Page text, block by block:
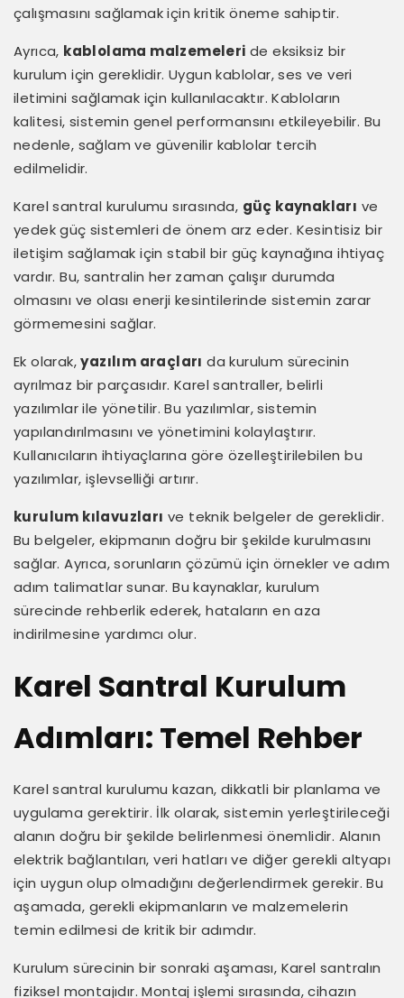
çalışmasını sağlamak için kritik öneme sahiptir.
Ayrıca, kablolama malzemeleri de eksiksiz bir
kurulum için gereklidir. Uygun kablolar, ses ve veri
iletimini sağlamak için kullanılacaktır. Kabloların
kalitesi, sistemin genel performansını etkileyebilir. Bu
nedenle, sağlam ve güvenilir kablolar tercih
edilmelidir.
Karel santral kurulumu sırasında, güç kaynakları ve
yedek güç sistemleri de önem arz eder. Kesintisiz bir
iletişim sağlamak için stabil bir güç kaynağına ihtiyaç
vardır. Bu, santralin her zaman çalışır durumda
olmasını ve olası enerji kesintilerinde sistemin zarar
görmemesini sağlar.
Ek olarak,yazılım araçları da kurulum sürecinin
ayrılmaz bir parçasıdır. Karel santraller, belirli
yazılımlar ile yönetilir. Bu yazılımlar, sistemin
yapılandırılmasını ve yönetimini kolaylaştırır.
Kullanıcıların ihtiyaçlarına göre özelleştirilebilen bu
yazılımlar, işlevselliği artırır.
kurulum kılavuzları ve teknik belgeler de gereklidir.
Bu belgeler, ekipmanın doğru bir şekilde kurulmasını
sağlar. Ayrıca, sorunların çözümü için örnekler ve adım
adım talimatlar sunar. Bu kaynaklar, kurulum
sürecinde rehberlik ederek, hataların en aza
indirilmesine yardımcı olur.
Karel Santral Kurulum
Adımları: Temel Rehber
Karel santral kurulumu kazan, dikkatli bir planlama ve
uygulama gerektirir. İlk olarak, sistemin yerleştirileceği
alanın doğru bir şekilde belirlenmesi önemlidir. Alanın
elektrik bağlantıları, veri hatları ve diğer gerekli altyapı
için uygun olup olmadığını değerlendirmek gerekir. Bu
aşamada, gerekli ekipmanların ve malzemelerin
temin edilmesi de kritik bir adımdır.
Kurulum sürecinin bir sonraki aşaması, Karel santralın
fiziksel montajıdır. Montaj işlemi sırasında, cihazın